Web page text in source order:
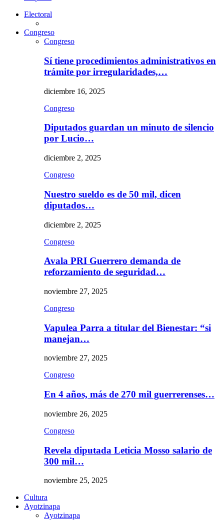
Electoral
Congreso
Congreso
Sí tiene procedimientos administrativos en
trámite por irregularidades,…
diciembre 16, 2025
Congreso
Diputados guardan un minuto de silencio
por Lucio…
diciembre 2, 2025
Congreso
Nuestro sueldo es de 50 mil, dicen
diputados…
diciembre 2, 2025
Congreso
Avala PRI Guerrero demanda de
reforzamiento de seguridad…
noviembre 27, 2025
Congreso
Vapulea Parra a titular del Bienestar: “si
manejan…
noviembre 27, 2025
Congreso
En 4 años, más de 270 mil guerrerenses…
noviembre 26, 2025
Congreso
Revela diputada Leticia Mosso salario de
300 mil…
noviembre 25, 2025
Cultura
Ayotzinapa
Ayotzinapa